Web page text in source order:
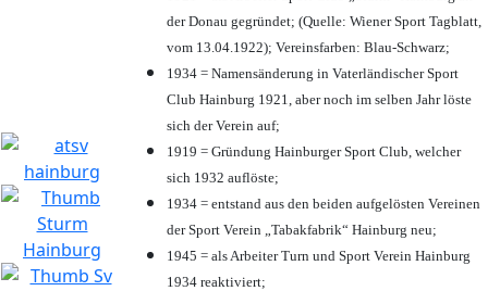
der Donau gegründet; (Quelle: Wiener Sport Tagblatt,
vom 13.04.1922); Vereinsfarben: Blau-Schwarz;
1934 = Namensänderung in Vaterländischer Sport
Club Hainburg 1921, aber noch im selben Jahr löste
sich der Verein auf;
1919 = Gründung Hainburger Sport Club, welcher
sich 1932 auflöste;
1934 = entstand aus den beiden aufgelösten Vereinen
der Sport Verein „Tabakfabrik“ Hainburg neu;
1945 = als Arbeiter Turn und Sport Verein Hainburg
1934 reaktiviert;